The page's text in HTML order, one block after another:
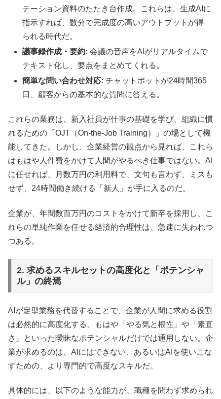
テーション資料のたたき台作成。これらは、生成AIに
指示すれば、数分で完成度の高いアウトプットが得
られる時代だ。
議事録作成・要約: 会議の音声をAIがリアルタイムで
テキスト化し、要点をまとめてくれる。
簡単な問い合わせ対応: チャットボットが24時間365
日、顧客からの基本的な質問に答える。
これらの業務は、新入社員が仕事の基礎を学び、組織に慣
れるための「OJT（On-the-Job Training）」の場として機
能してきた。しかし、企業経営の観点から見れば、これら
はもはや人件費をかけて人間がやるべき仕事ではない。AI
に任せれば、月数万円の利用料で、文句も言わず、ミスも
せず、24時間働き続ける「新人」が手に入るのだ。
企業が、年間数百万円のコストをかけて新卒を採用し、こ
れらの単純作業を任せる経済的合理性は、急速に失われつ
つある。
2. 求めるスキルセットの高度化と「ポテンシャ
ル」の終焉
AIが定型業務を代替することで、企業が人間に求める役割
は必然的に高度化する。もはや「やる気と根性」や「素直
さ」といった曖昧なポテンシャルだけでは通用しない。企
業が求めるのは、AIにはできない、あるいはAIを使いこな
すための、より専門的で高度なスキルだ。
具体的には、以下のような能力が、職種を問わず求められ